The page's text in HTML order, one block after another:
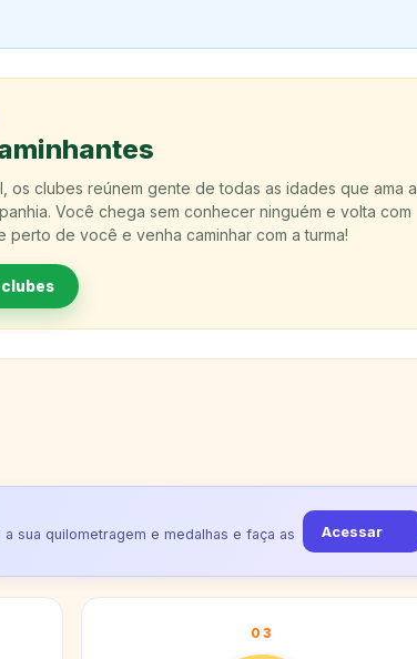
os clubes reúnem gente de todas as idades que ama a
Você chega sem conhecer ninguém e volta com
perto de você e venha caminhar com a turma!
clubes
sua quilometragem e medalhas e faça as
Acessar
03